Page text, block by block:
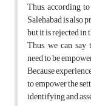
Thus, according
Salehabad is also
but it is rejected in
Thus, we can
need to be
Because
to empower the
identifying and